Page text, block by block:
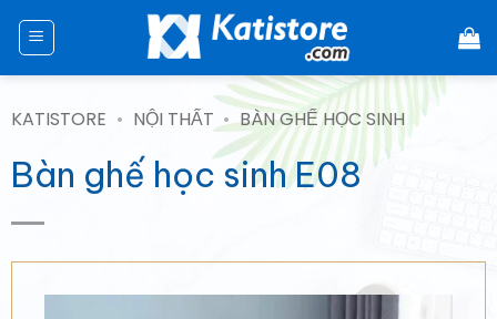
đến
KATISTORE • NỘI THẤT • BÀN GHẾ HỌC SINH
Bàn ghế học sinh E08